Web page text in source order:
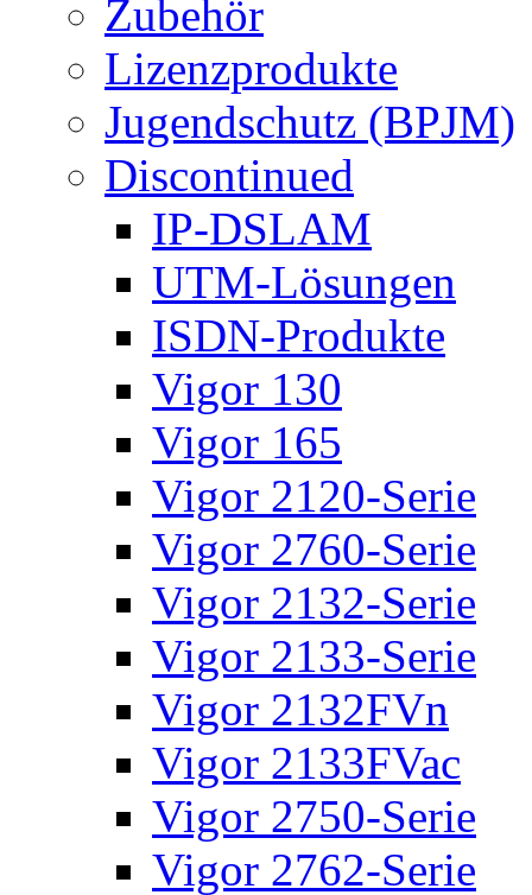
Zubehör
Lizenzprodukte
Jugendschutz (BPJM)
Discontinued
IP-DSLAM
UTM-Lösungen
ISDN-Produkte
Vigor 130
Vigor 165
Vigor 2120-Serie
Vigor 2760-Serie
Vigor 2132-Serie
Vigor 2133-Serie
Vigor 2132FVn
Vigor 2133FVac
Vigor 2750-Serie
Vigor 2762-Serie